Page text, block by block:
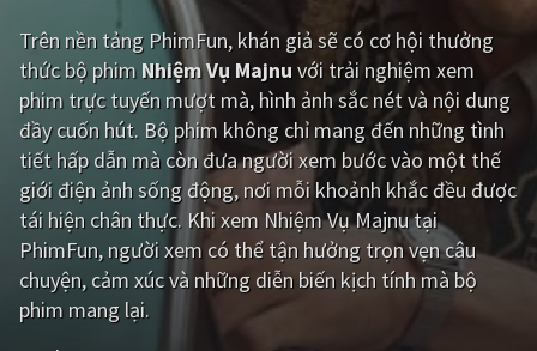
Giật gân Gia đình
Bí ẩn Lịch sử
Viễn Tây Tiểu sử
GameShow DramaTV
QUỐC GIA
Âu - Mỹ Trung Quốc - Hồng Kông
Trên nền tảng PhimFun, khán giả sẽ có cơ hội thưởng
thức bộ phim Nhiệm Vụ Majnuvới trải nghiệm xem
phim trực tuyến mượt mà, hình ảnh sắc nét và nội dung
đầy cuốn hút. Bộ phim không chỉ mang đến những tình
tiết hấp dẫn mà còn đưa người xem bước vào một thế
giới điện ảnh sống động, nơi mỗi khoảnh khắc đều được
tái hiện chân thực. Khi xem Nhiệm Vụ Majnu tại
PhimFun, người xem có thể tận hưởng trọn vẹn câu
chuyện, cảm xúc và những diễn biến kịch tính mà bộ
phim mang lại.